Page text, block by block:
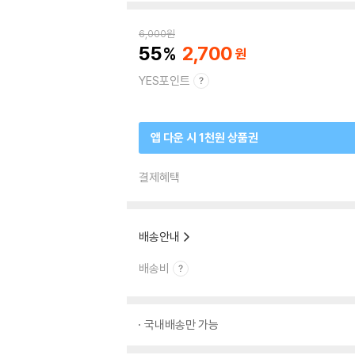
6,000원
55 2,700
YES포인트
앱 다운 시 1천원 상품권
결제혜택
배송안내
배송비
국내배송만 가능